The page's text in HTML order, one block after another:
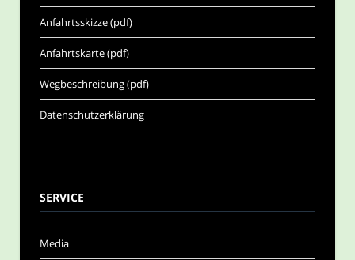
Anfahrtsskizze (pdf)
Anfahrtskarte (pdf)
Wegbeschreibung (pdf)
Datenschutzerklärung
SERVICE
Media